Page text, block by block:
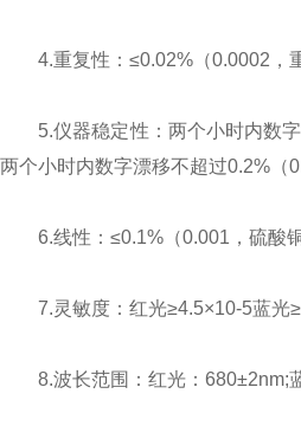
4.重复性：≤0.02%（0.0002，重
5.仪器稳定性：两个小时内数字
两个小时内数字漂移不超过0.2%（
6.线性：≤0.1%（0.001，硫酸铜
7.灵敏度：红光≥4.5×10-5蓝光
8.波长范围：红光：680±2nm;